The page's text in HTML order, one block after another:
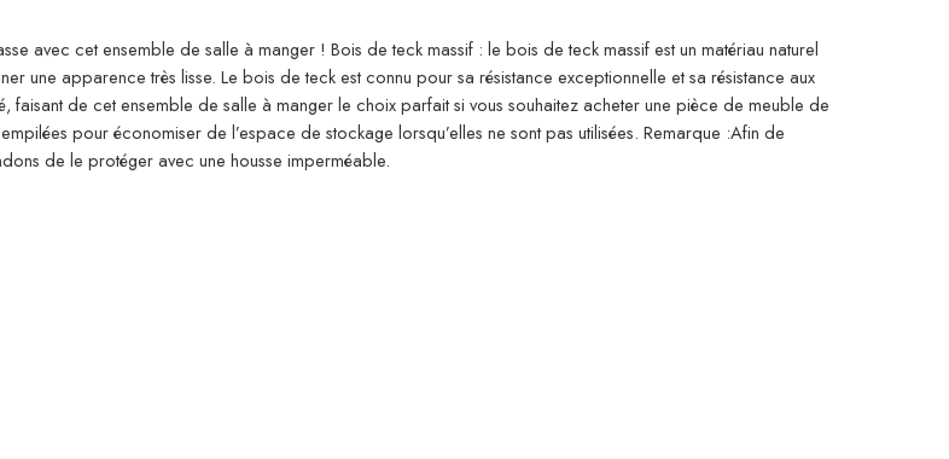
avec cet ensemble de salle à manger ! Bois de teck massif : le bois de teck massif est un matériau naturel
une apparence très lisse. Le bois de teck est connu pour sa résistance exceptionnelle et sa résistance aux
faisant de cet ensemble de salle à manger le choix parfait si vous souhaitez acheter une pièce de meuble de
pour économiser de l’espace de stockage lorsqu’elles ne sont pas utilisées. Remarque :Afin de
de le protéger avec une housse imperméable.